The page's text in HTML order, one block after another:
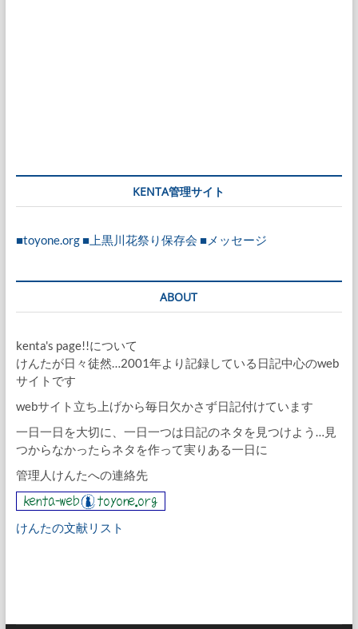
KENTA管理サイト
■toyone.org ■上黒川花祭り保存会 ■メッセージ
ABOUT
kenta's page!!について
けんたが日々徒然…2001年より記録している日記中心のweb
サイトです
webサイト立ち上げから毎日欠かさず日記付けています
一日一日を大切に、一日一つは日記のネタを見つけよう…見
つからなかったらネタを作って実りある一日に
管理人けんたへの連絡先
けんたの文献リスト